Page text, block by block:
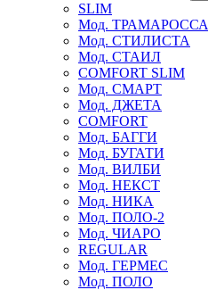
SLIM
Мод. ТРАМАРОССА
Мод. СТИЛИСТА
Мод. СТАИЛ
COMFORT SLIM
Мод. СМАРТ
Мод. ДЖЕТА
COMFORT
Мод. БАГГИ
Мод. БУГАТИ
Мод. ВИЛБИ
Мод. НЕКСТ
Мод. НИКА
Мод. ПОЛО-2
Мод. ЧИАРО
REGULAR
Мод. ГЕРМЕС
Мод. ПОЛО